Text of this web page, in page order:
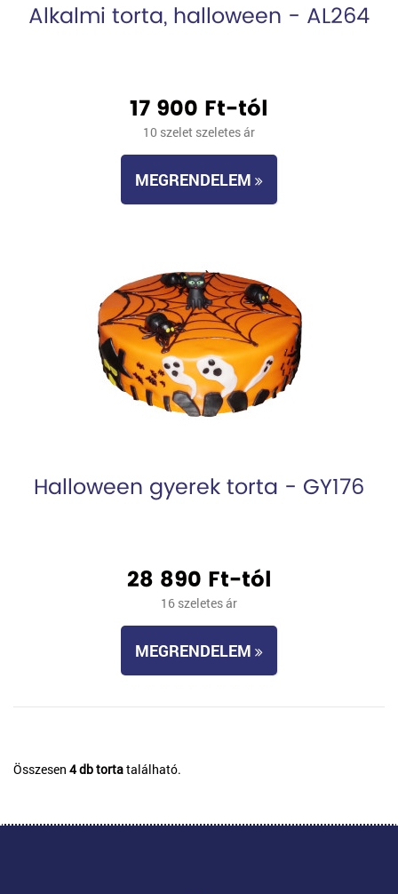
Alkalmi torta, halloween - AL264
17 900 Ft-tól
10 szelet szeletes ár
MEGRENDELEM
Halloween gyerek torta - GY176
28 890 Ft-tól
16 szeletes ár
MEGRENDELEM
Összesen 4 db tortatalálható.